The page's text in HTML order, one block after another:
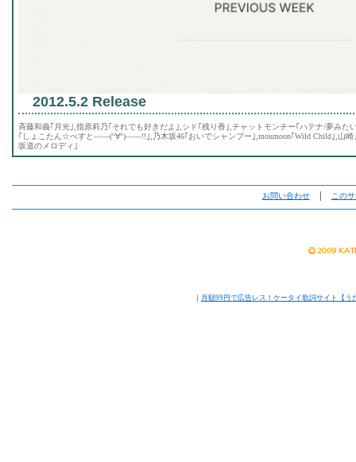
2012.5.2 Release
斉藤和義｢月光｣,指原莉乃｢それでも好きだよ｣,シド｢残り香｣,チャットモンチー｢ハテナ/夢みた
｢しょこたん☆べすと――(°∀°)――!!｣,乃木坂46｢おいでシャンプー｣,moumoon｢Wild Child｣,山崎
坂道のメロディ｣
お問い合わせ│ この
｜ 月額99円で広告レス！ケータイ歌詞サイト【う